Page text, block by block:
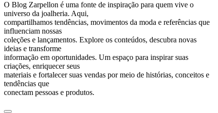
O Blog Zarpellon é uma fonte de inspiração para quem vive o
universo da joalheria. Aqui,
compartilhamos tendências, movimentos da moda e referências que
influenciam nossas
coleções e lançamentos. Explore os conteúdos, descubra novas
ideias e transforme
informação em oportunidades. Um espaço para inspirar suas
criações, enriquecer seus
materiais e fortalecer suas vendas por meio de histórias, conceitos e
tendências que
conectam pessoas e produtos.